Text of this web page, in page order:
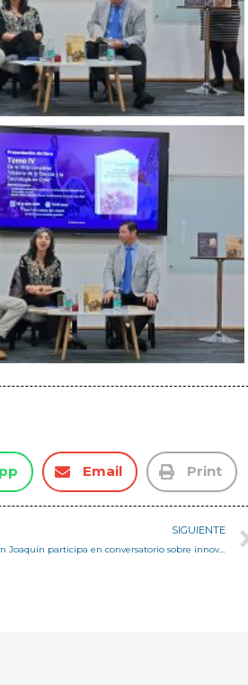
Email Print
SIGUIENTE
Académico de Campus San Joaquín participa en conversatorio sobre innovador proyecto de reconstrucción comunitaria en Valparaíso